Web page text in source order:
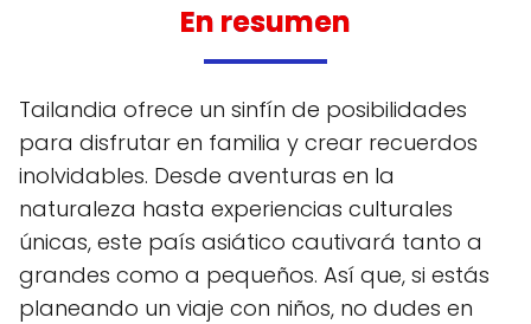
En resumen
Tailandia ofrece un sinfín de posibilidades
para disfrutar en familia y crear recuerdos
inolvidables. Desde aventuras en la
naturaleza hasta experiencias culturales
únicas, este país asiático cautivará tanto a
grandes como a pequeños. Así que, si estás
planeando un viaje con niños, no dudes en